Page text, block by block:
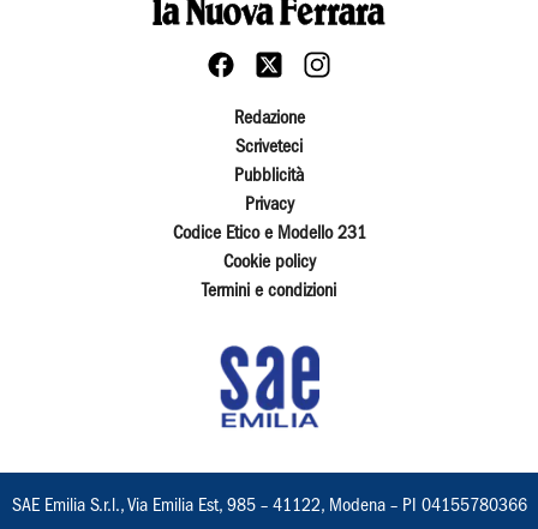
Redazione
Scriveteci
Pubblicità
Privacy
Codice Etico e Modello 231
Cookie policy
Termini e condizioni
SAE Emilia S.r.l., Via Emilia Est, 985 – 41122, Modena – PI 04155780366